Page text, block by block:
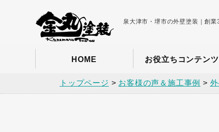
泉大津市・堺市の外壁塗装｜創
HOME お役立ちコンテンツ
トップページ > お客様の声＆施工事例 >